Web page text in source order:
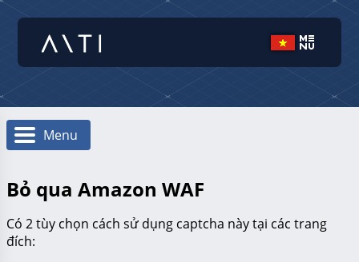
Menu
Bỏ qua Amazon WAF
Có 2 tùy chọn cách sử dụng captcha này tại các trang
đích: